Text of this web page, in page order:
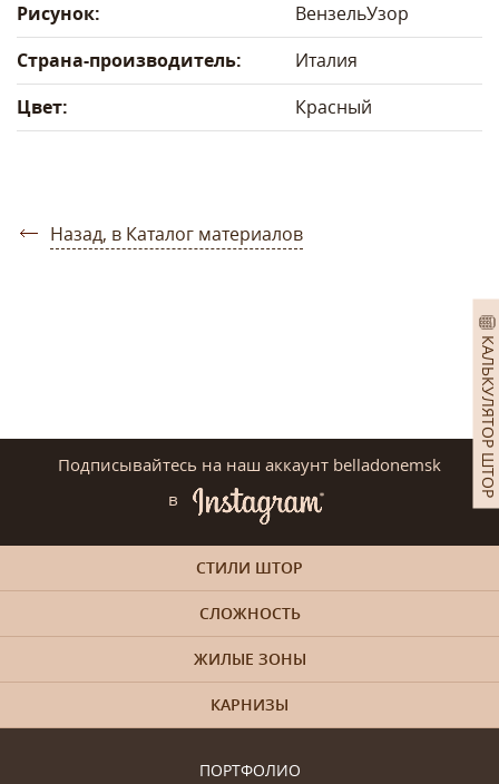
КАЛЬКУЛЯТОР ШТОР
Рисунок:
ВензельУзор
Страна-производитель:
Италия
Цвет:
Красный
Назад, в Каталог материалов
Подписывайтесь на наш аккаунт belladonemsk
в
ПОРТФОЛИО
СТИЛИ ШТОР
СЛОЖНОСТЬ
ЖИЛЫЕ ЗОНЫ
КАРНИЗЫ